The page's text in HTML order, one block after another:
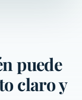
puede
claro y